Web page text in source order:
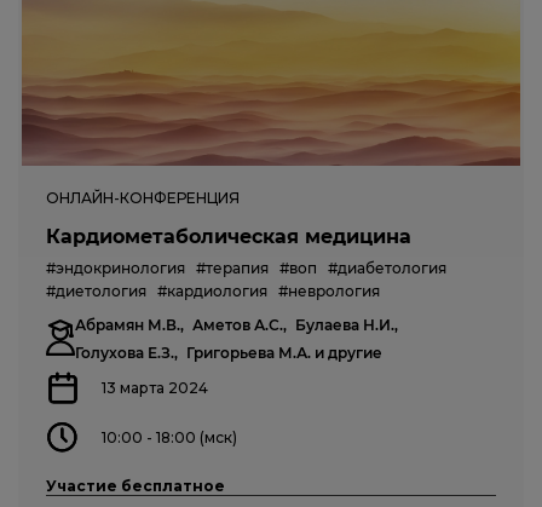
ОНЛАЙН-КОНФЕРЕНЦИЯ
Кардиометаболическая медицина
#эндокринология #терапия #воп
#диабетология
#диетология #кардиология #неврология
Абрамян М.В., Аметов А.С., Булаева Н.И.,
Голухова Е.З., Григорьева М.А. и другие
13 марта 2024
10:00 - 18:00 (мск)
Участие бесплатное